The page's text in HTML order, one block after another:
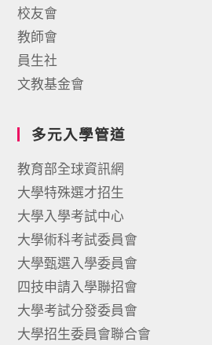
校友會
教師會
員生社
文教基金會
多元入學管道
教育部全球資訊網
大學特殊選才招生
大學入學考試中心
大學術科考試委員會
大學甄選入學委員會
四技申請入學聯招會
大學考試分發委員會
大學招生委員會聯合會